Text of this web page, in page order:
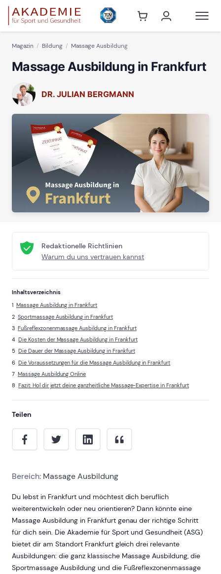
Magazin Bildung Massage Ausbildung
Massage Ausbildung in Frankfurt
DR. JULIAN BERGMANN
Redaktionelle Richtlinien
Warum du uns vertrauen kannst
Inhaltsverzeichnis
Massage Ausbildung in Frankfurt
Sportmassage Ausbildung in Frankfurt
Fußreflexzonenmassage Ausbildung in Frankfurt
Die Kosten der Massage Ausbildung in Frankfurt
Die Dauer der Massage Ausbildung in Frankfurt
Die Voraussetzungen für die Massage Ausbildung in Frankfurt
Massage Ausbildung Online
Fazit: Hol dir jetzt deine ganzheitliche Massage-Expertise in Frankfurt
Teilen
Bereich: Massage Ausbildung
Du lebst in Frankfurt und möchtest dich beruflich
weiterentwickeln oder neu orientieren? Dann könnte eine
Massage Ausbildung in Frankfurt genau der richtige Schritt
für dich sein. Die Akademie für Sport und Gesundheit (ASG)
bietet dir am Standort Frankfurt gleich drei relevante
Ausbildungen: die ganz klassische Massage Ausbildung, die
Sportmassage Ausbildung und die Fußreflexzonenmassage